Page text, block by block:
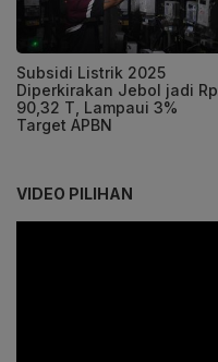
Subsidi Listrik 2025
Diperkirakan Jebol jadi Rp
90,32 T, Lampaui 3%
Target APBN
VIDEO PILIHAN